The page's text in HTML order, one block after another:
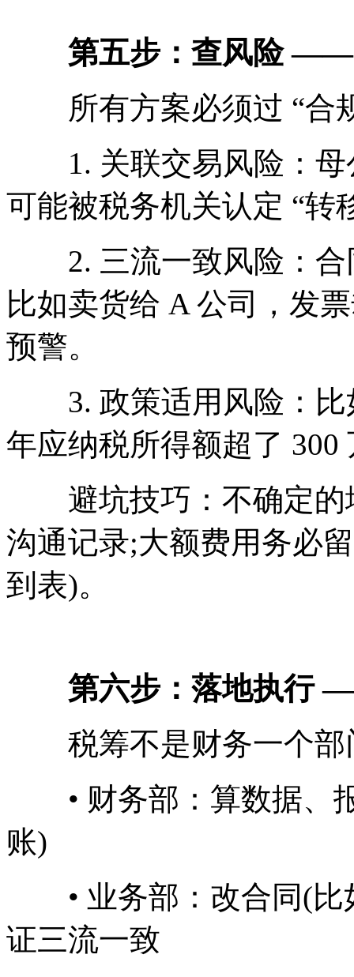
第五步：查风险 ——
所有方案必须过 “合
1. 关联交易风险：母
可能被税务机关认定 “转
2. 三流一致风险：合
比如卖货给 A 公司，发
预警。
3. 政策适用风险：比
年应纳税所得额超了
避坑技巧：不确定的
沟通记录;大额费用务必
到表)。
第六步：落地执行
税筹不是财务一个部
• 财务部：算数据、
账)
• 业务部：改合同(比
证三流一致